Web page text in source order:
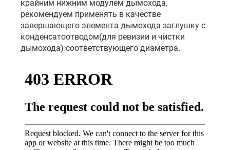
крайним нижним модулем дымохода,
рекомендуем применять в качестве
завершающего элемента дымохода заглушку с
конденсатоотводом(для ревизии и чистки
дымохода) соответствующего диаметра.